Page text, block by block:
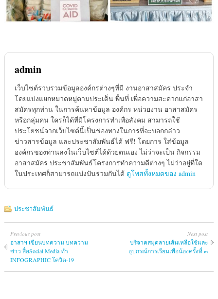
admin
เว็บไซต์รวบรวมข้อมูลองค์กรต่างๆที่มี งานอาสาสมัคร ประจำ
โดยแบ่งแยกหมวดหมู่ตามประเด็น พื้นที่ เพื่อความสะดวกแก่อาสา
สมัครทุกท่าน ในการค้นหาข้อมูล องค์กร หน่วยงาน อาสาสมัคร
หรือกลุ่มคน ใครก็ได้ที่มีโครงการทำเพื่อสังคม สามารถใช้
ประโยชน์จากเว็บไซต์นี้เป็นช่องทางในการที่จะบอกกล่าว
ข่าวสารข้อมูล และประชาสัมพันธ์ได้ ฟรี! โดยการ ใส่ข้อมูล
องค์กรของท่านลงในเว็บไซต์ได้ด้วยตนเอง ไม่ว่าจะเป็น กิจกรรม
อาสาสมัคร ประชาสัมพันธ์โครงการทำความดีต่างๆ ไม่ว่าอยู่ที่ใด
ในประเทศก็สามารถแบ่งปันร่วมกันได้ ดูโพสทั้งหมดของ admin
ประชาสัมพันธ์
Previous post
อาสาฯ เขียนบทความ บทความ
ข่าว สื่อSocial Media ทำ
INFOGRAPHIC โควิด-19
Next post
บริจาคสมุดลายเส้นเหลือใช้และ
อุปกรณ์การเรียนเพื่อน้องครั้งที่ ๓